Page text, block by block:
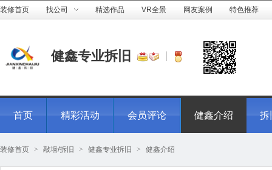
装修首页 找公司 精选作品 VR全景 网友案例 特色推荐
健鑫专业拆旧
首页 精彩活动 会员评论 健鑫介绍 拆
装修首页 > 敲墙/拆旧 > 健鑫专业拆旧 > 健鑫介绍